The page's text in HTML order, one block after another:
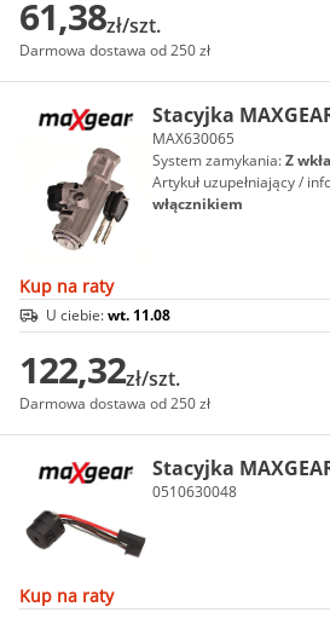
61,38zł/szt.
Darmowa dostawa od 250 zł
Stacyjka
MAX630065
System zamykania:Z
Artykuł uzupełniający /
włącznikiem
Kup na raty
U ciebie:wt. 11.08
122,32zł/szt.
Darmowa dostawa od 250 zł
Stacyjka
0510630048
Kup na raty